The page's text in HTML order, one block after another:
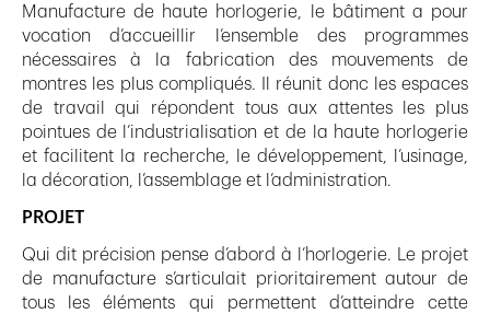
Manufacture de haute horlogerie, le bâtiment a pour
vocation d’accueillir l’ensemble des programmes
nécessaires à la fabrication des mouvements de
montres les plus compliqués. Il réunit donc les espaces
de travail qui répondent tous aux attentes les plus
pointues de l’industrialisation et de la haute horlogerie
et facilitent la recherche, le développement, l’usinage,
la décoration, l’assemblage et l’administration.
PROJET
Qui dit précision pense d’abord à l’horlogerie. Le projet
de manufacture s’articulait prioritairement autour de
tous les éléments qui permettent d’atteindre cette